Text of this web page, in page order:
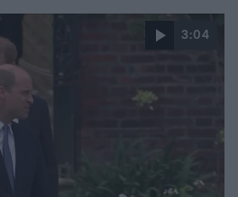
3:04